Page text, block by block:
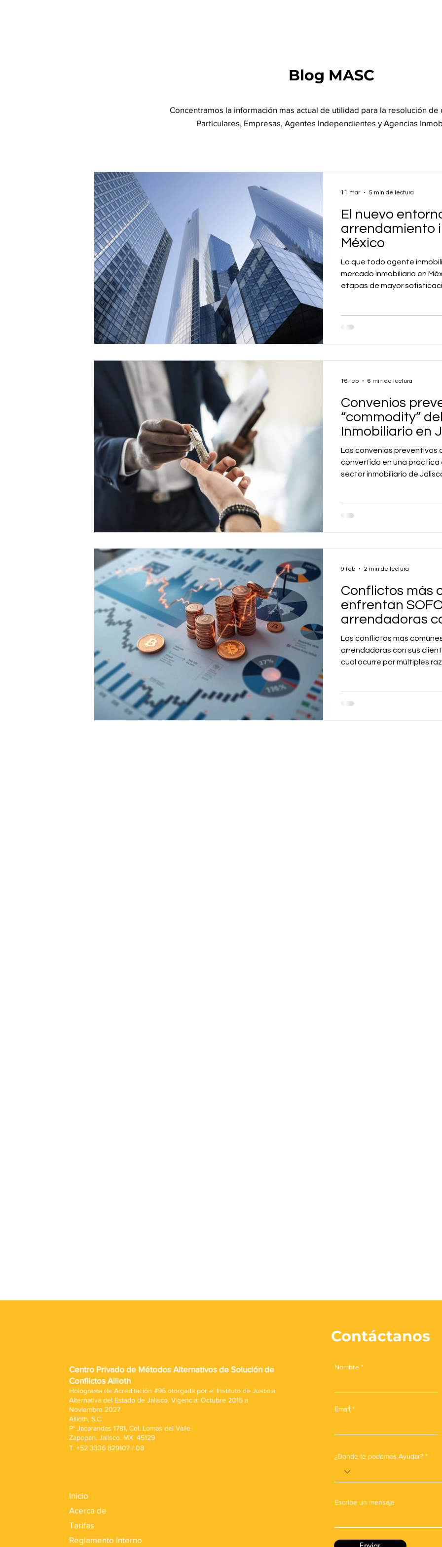
Blog MASC
Concentramos la información mas actual de utilidad para la resolución de
Particulares, Empresas, Agentes Independientes y Agencias
El nuevo
arrendamiento
México
Lo que todo agente
mercado inmobiliario en
etapas de mayor
comprender la naturaleza
11 mar 5 min de lectura
Convenios
“commodity”
Inmobiliario en
Los convenios preventivos
convertido en una práctica
sector inmobiliario de
16 feb 6 min de lectura
Conflictos más
enfrentan
arrendadoras
las razones por
juicio
Los conflictos más
arrendadoras con sus
cual ocurre por múltiples
9 feb 2 min de lectura
Centro Privado de Métodos Alternativos de Solución de
Conflictos Allioth
Holograma de Acreditación #96 otorgada por el Instituto de Justicia
Alternativa del Estado de Jalisco. Vigencia: Octubre 2015 a
Noviembre 2027
Allioth, S.C.
P° Jacarandas 1781, Col. Lomas del Valle
Zapopan, Jalisco. MX. 45129
T. +52 3336 829107 / 08
Inicio
Acerca de
Tarifas
Reglamento Interno
Contáctanos
Nombre
Email
¿Donde te podemos Ayudar?
Escribe un mensaje